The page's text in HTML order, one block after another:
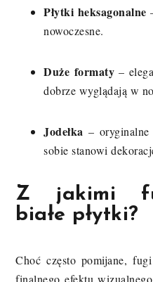
Płytki heksagonalne
nowoczesne.
Duże formaty –
dobrze wyglądają w
Jodełka – oryginalne
sobie stanowi
Z jakimi
białe płytki?
Choć często pomijane,